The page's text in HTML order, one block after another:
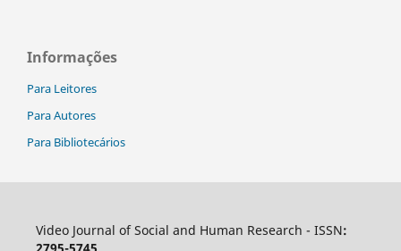
Informações
Para Leitores
Para Autores
Para Bibliotecários
Video Journal of Social and Human Research - ISSN: